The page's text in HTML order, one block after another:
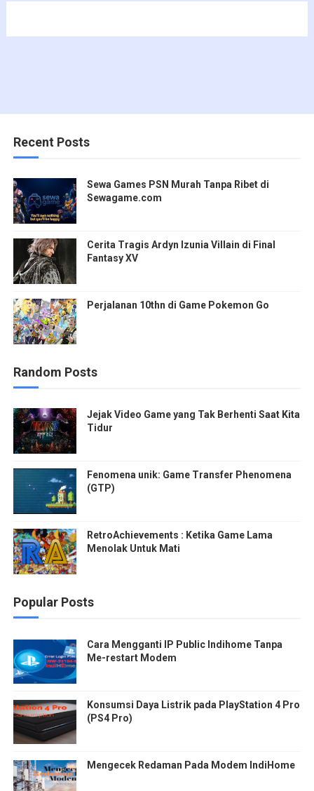
Recent Posts
Sewa Games PSN Murah Tanpa Ribet di
Sewagame.com
Cerita Tragis Ardyn Izunia Villain di Final
Fantasy XV
Perjalanan 10thn di Game Pokemon Go
Random Posts
Jejak Video Game yang Tak Berhenti Saat Kita
Tidur
Fenomena unik: Game Transfer Phenomena
(GTP)
RetroAchievements : Ketika Game Lama
Menolak Untuk Mati
Popular Posts
Cara Mengganti IP Public Indihome Tanpa
Me-restart Modem
Konsumsi Daya Listrik pada PlayStation 4 Pro
(PS4 Pro)
Mengecek Redaman Pada Modem IndiHome